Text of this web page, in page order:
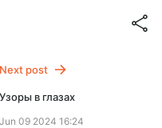
/ ранний
POST
Next post
Узоры в глазах
Jun 09 2024 16:24